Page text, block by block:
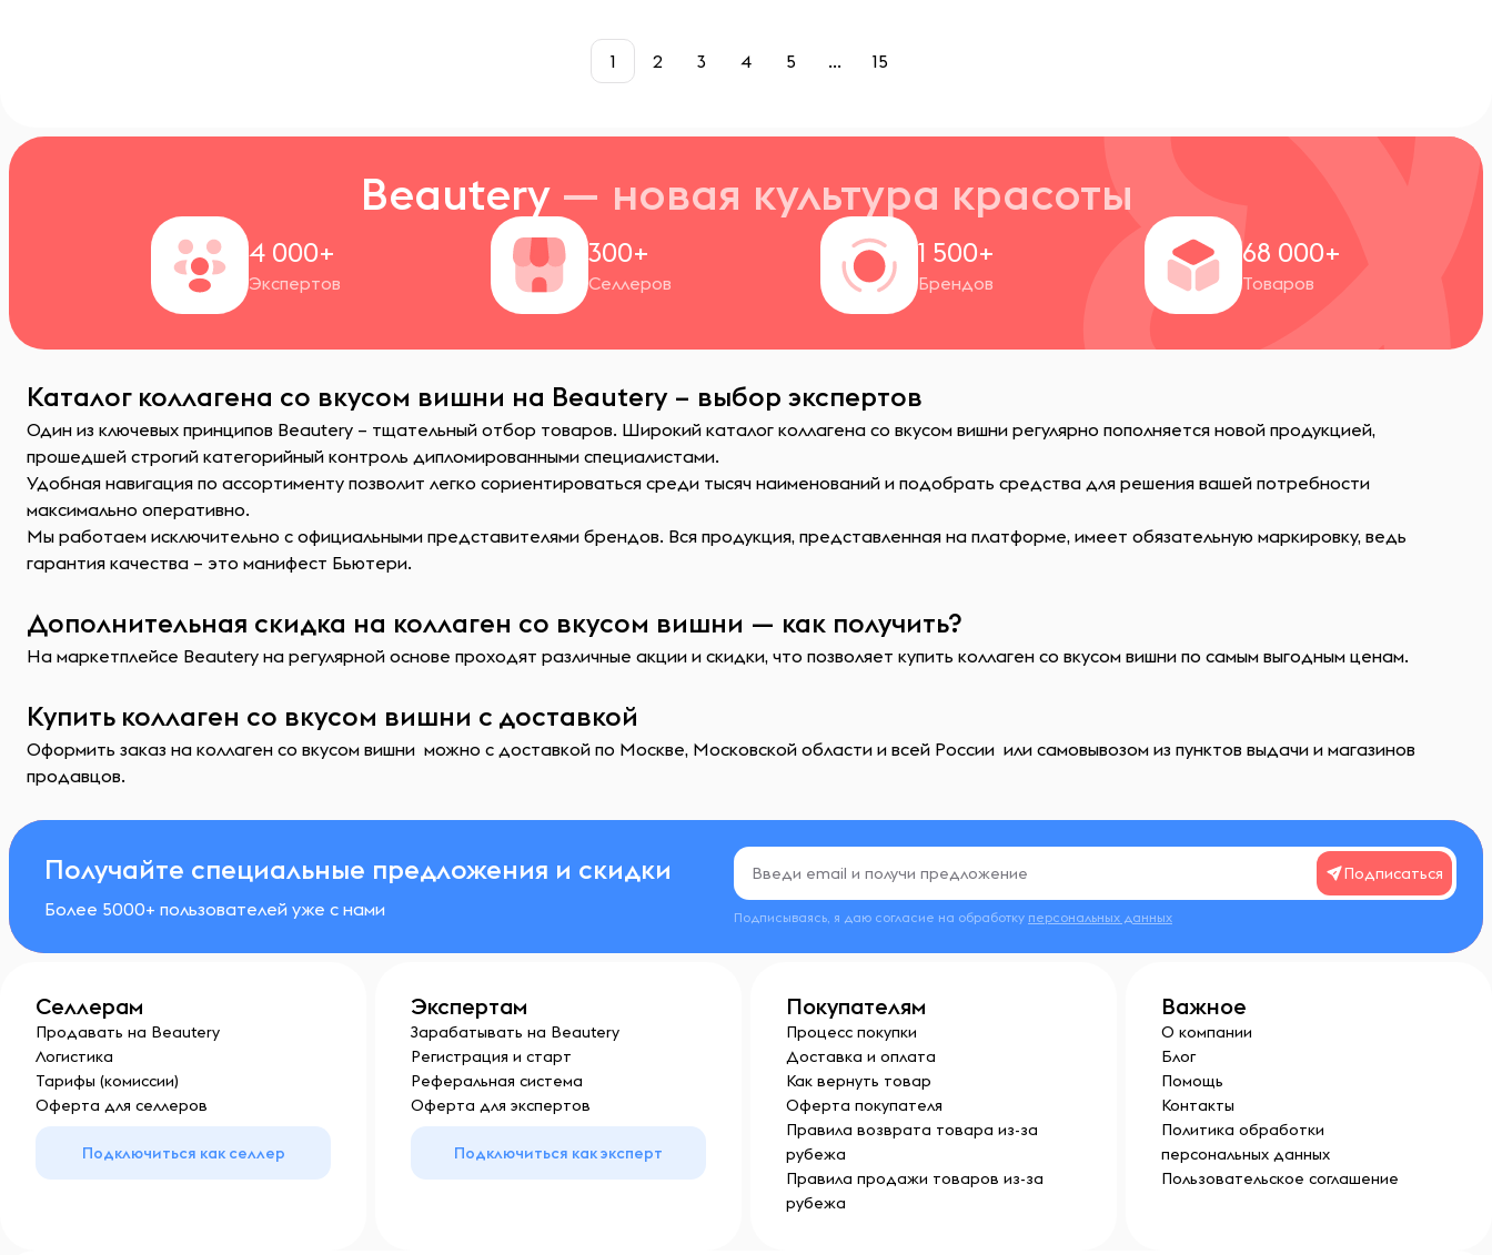
1 2 3 4 5 ... 15
Beautery — новая культура красоты
4 000+
Экспертов
300+
Селлеров
1 500+
Брендов
68 000+
Товаров
Каталог коллагена со вкусом вишни на Beautery – выбор экспертов
Один из ключевых принципов Beautery – тщательный отбор товаров. Широкий каталог коллагена со вкусом вишни регулярно пополняется новой продукцией,
прошедшей строгий категорийный контроль дипломированными специалистами.
Удобная навигация по ассортименту позволит легко сориентироваться среди тысяч наименований и подобрать средства для решения вашей потребности
максимально оперативно.
Мы работаем исключительно с официальными представителями брендов. Вся продукция, представленная на платформе, имеет обязательную маркировку, ведь
гарантия качества – это манифест Бьютери.
Дополнительная скидка на коллаген со вкусом вишни — как получить?
На маркетплейсе Beautery на регулярной основе проходят различные акции и скидки, что позволяет купить коллаген со вкусом вишни по самым выгодным ценам.
Купить коллаген со вкусом вишни с доставкой
Оформить заказ на коллаген со вкусом вишни можно с доставкой по Москве, Московской области и всей России или самовывозом из пунктов выдачи и магазинов
продавцов.
Получайте специальные предложения и скидки
Более 5000+ пользователей уже с нами
Подписаться
Подписываясь, я даю согласие на обработку персональных данных
Селлерам
Продавать на Beautery
Логистика
Тарифы (комиссии)
Оферта для селлеров
Подключиться как селлер
Экспертам
Зарабатывать на Beautery
Регистрация и старт
Реферальная система
Оферта для экспертов
Подключиться как эксперт
Покупателям
Процесс покупки
Доставка и оплата
Как вернуть товар
Оферта покупателя
Правила возврата товара из-за
рубежа
Правила продажи товаров из-за
рубежа
Важное
О компании
Блог
Помощь
Контакты
Политика обработки
персональных данных
Пользовательское соглашение